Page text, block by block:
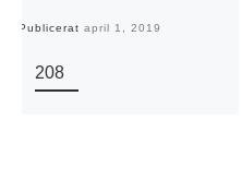
Publicerat april 1, 2019
208